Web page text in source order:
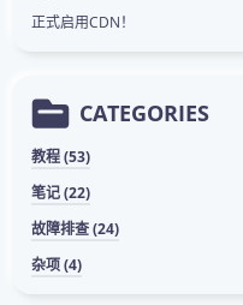
正式启用CDN！
CATEGORIES
教程 (53)
笔记 (22)
故障排查 (24)
杂项 (4)